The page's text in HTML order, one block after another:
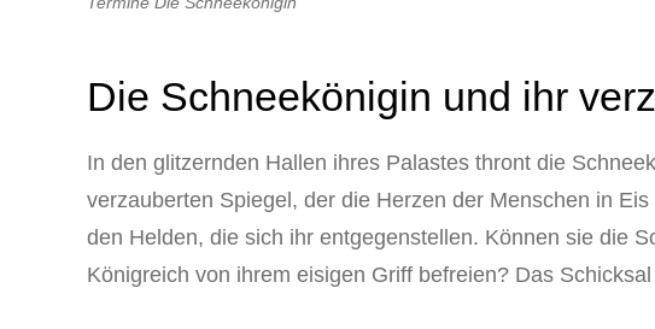
Die Schneekönigin und ihr
In den glitzernden Hallen ihres Palastes thront die
verzauberten Spiegel, der die Herzen der Menschen in
den Helden, die sich ihr entgegenstellen. Können sie die
Königreich von ihrem eisigen Griff befreien? Das